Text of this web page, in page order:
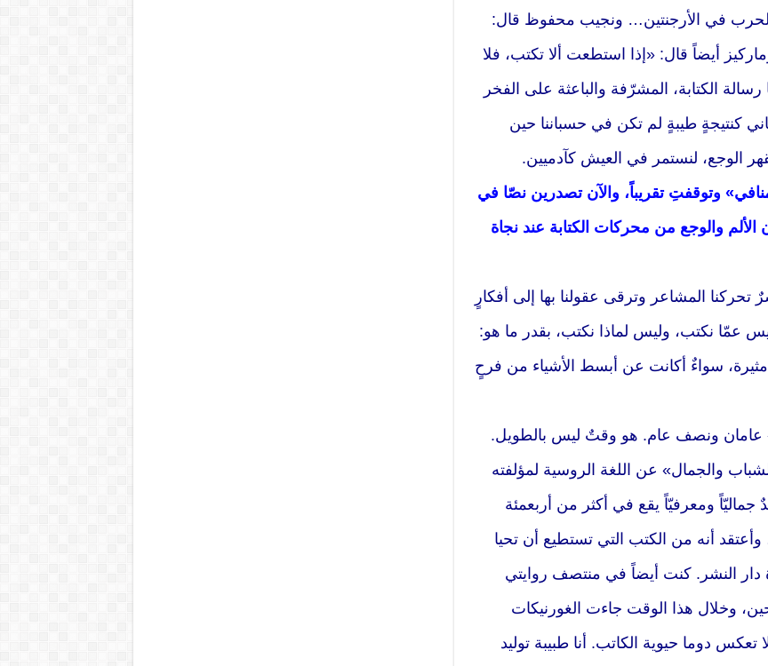
في الأرجنتين… ونجيب محفوظ قال:
أيضاً قال: «إذا استطعت ألا تكتب، فلا
الكتابة، المشرّفة والباعثة على الفخر
كنتيجةٍ طيبةٍ لم تكن في حسباننا حين
الوجع، لنستمر في العيش كآدميين.
وتوقفتِ تقريباً، والآن تصدرين نصّا في
والوجع من محركات الكتابة عند نجاة
المشاعر وترقى عقولنا بها إلى أفكارٍ
ليس عمّا نكتب، وليس لماذا نكتب، بقدر ما هو:
سواءٌ أكانت عن أبسط الأشياء من فرحٍ
عامان ونصف عام. هو وقتٌ ليس بالطويل.
والجمال» عن اللغة الروسية لمؤلفته
ومعرفيّاً يقع في أكثر من أربعمئة
أنه من الكتب التي تستطيع أن تحيا
دار النشر. كنت أيضاً في منتصف روايتي
وخلال هذا الوقت جاءت الغورنيكات
دوما حيوية الكاتب. أنا طبيبة توليد